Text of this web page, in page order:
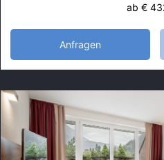
ab €
Anfragen